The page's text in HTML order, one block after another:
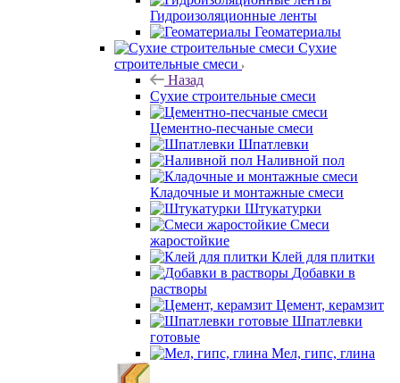
Гидроизоляционные ленты
Геоматериалы
Сухие
строительные смеси
Назад
Сухие строительные смеси
Цементно-песчаные смеси
Шпатлевки
Наливной пол
Кладочные и монтажные смеси
Штукатурки
Смеси
жаростойкие
Клей для плитки
Добавки в
растворы
Цемент, керамзит
Шпатлевки
готовые
Мел, гипс, глина